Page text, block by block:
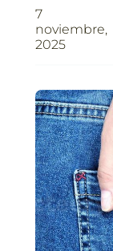
7
noviembre,
2025